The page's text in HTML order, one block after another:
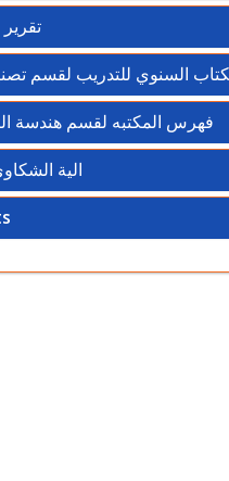
تقرير
السنوي للتدريب لقسم تصنيع
فهرس المكتبه لقسم هندسة
الية